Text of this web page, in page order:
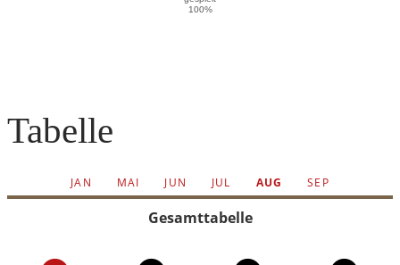
Tabelle
JAN MAI JUN JUL AUG SEP
Gesamttabelle